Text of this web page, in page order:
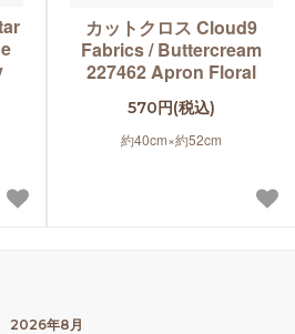
カットクロス Cloud9
Fabrics / Buttercream
227462 Apron Floral
570円(税込)
約40cm×約52cm
2026年8月